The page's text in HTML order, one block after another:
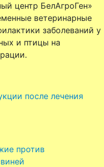
центр БелАгроГен»
ветеринарные
заболеваний у
и птицы на
после лечения
против